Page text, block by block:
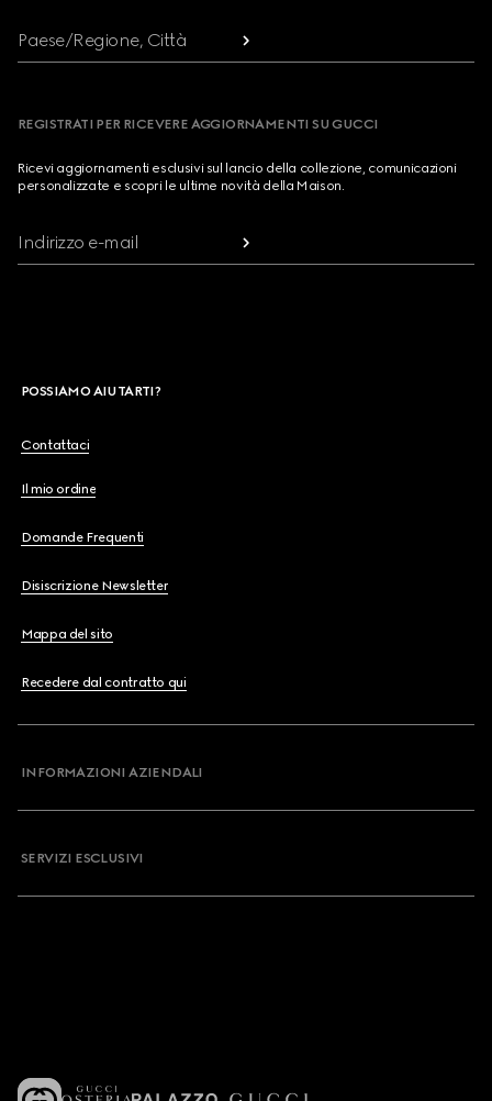
Paese/Regione, Città
REGISTRATI PER RICEVERE AGGIORNAMENTI SU GUCCI
Ricevi aggiornamenti esclusivi sul lancio della collezione, comunicazioni
personalizzate e scopri le ultime novità della Maison.
Indirizzo e-mail
POSSIAMO AIUTARTI?
Contattaci
Il mio ordine
Domande Frequenti
Disiscrizione Newsletter
Mappa del sito
Recedere dal contratto qui
INFORMAZIONI AZIENDALI
SERVIZI ESCLUSIVI